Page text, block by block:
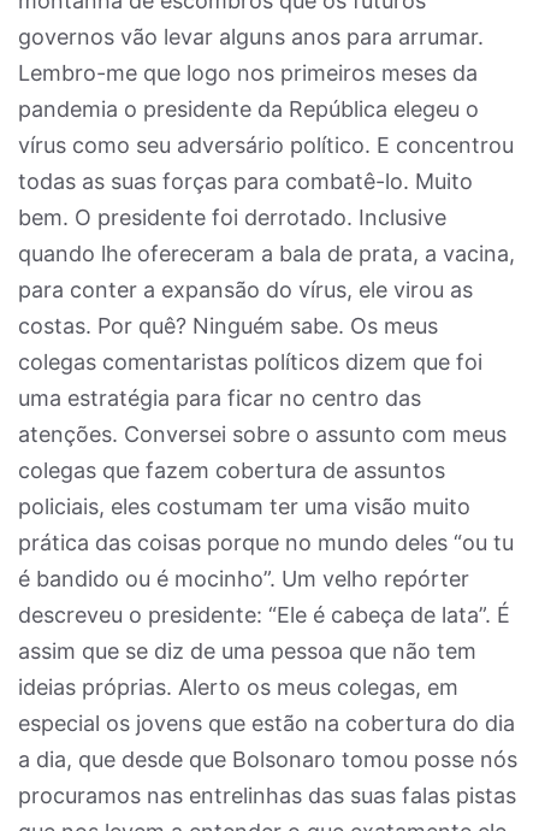
governos vão levar alguns anos para arrumar.
Lembro-me que logo nos primeiros meses da
pandemia o presidente da República elegeu o
vírus como seu adversário político. E concentrou
todas as suas forças para combatê-lo. Muito
bem. O presidente foi derrotado. Inclusive
quando lhe ofereceram a bala de prata, a vacina,
para conter a expansão do vírus, ele virou as
costas. Por quê? Ninguém sabe. Os meus
colegas comentaristas políticos dizem que foi
uma estratégia para ficar no centro das
atenções. Conversei sobre o assunto com meus
colegas que fazem cobertura de assuntos
policiais, eles costumam ter uma visão muito
prática das coisas porque no mundo deles “ou tu
é bandido ou é mocinho”. Um velho repórter
descreveu o presidente: “Ele é cabeça de lata”. É
assim que se diz de uma pessoa que não tem
ideias próprias. Alerto os meus colegas, em
especial os jovens que estão na cobertura do dia
a dia, que desde que Bolsonaro tomou posse nós
procuramos nas entrelinhas das suas falas pistas